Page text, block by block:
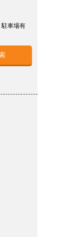
駐車場有